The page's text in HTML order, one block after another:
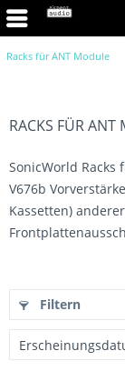
Racks für ANT Module
RACKS FÜR ANT
SonicWorld Racks
V676b
Kassetten)
Filtern